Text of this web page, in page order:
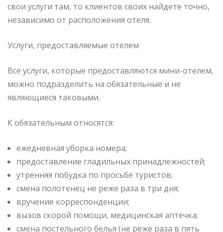
свои услуги там, то клиентов своих найдете точно,
независимо от расположения отеля.
Услуги, предоставляемые отелем
Все услуги, которые предоставляются мини-отелем,
можно подразделить на обязательные и не
являющиеся таковыми.
К обязательным относятся:
ежедневная уборка номера;
предоставление гладильных принадлежностей;
утренняя побудка по просьбе туристов;
смена полотенец не реже раза в три дня;
вручение корреспонденции;
вызов скорой помощи, медицинская аптечка;
смена постельного белья (не реже раза в пять